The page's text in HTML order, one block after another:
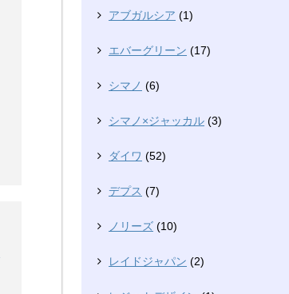
アブガルシア (1)
エバーグリーン (17)
シマノ (6)
シマノ×ジャッカル (3)
ダイワ (52)
デプス (7)
ノリーズ (10)
レイドジャパン (2)